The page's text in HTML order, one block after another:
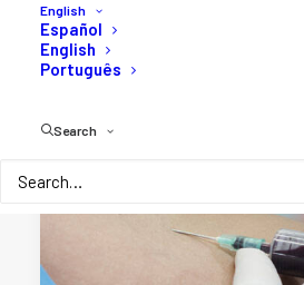
English
Español
English
Português
Search